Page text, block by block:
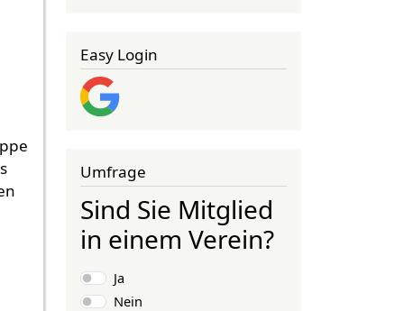
Easy Login
Umfrage
Sind Sie Mitglied
in einem Verein?
Auswahlmöglichkeiten
Ja
Nein